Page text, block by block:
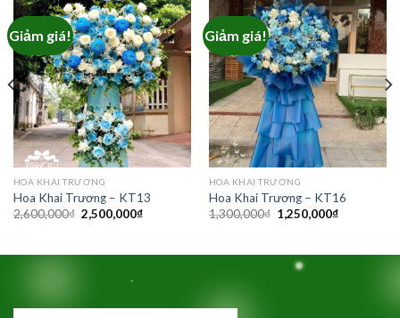
Giảm giá!
HOA KHAI TRƯƠNG
Hoa Khai Trương – KT13
2,600,000₫ Giá
gốc
2,500,000₫Giá
2,500,000₫.
Giảm giá!
HOA KHAI TRƯƠNG
Hoa Khai Trương – KT16
1,300,000₫ Giá
gốc
1,250,000₫Giá